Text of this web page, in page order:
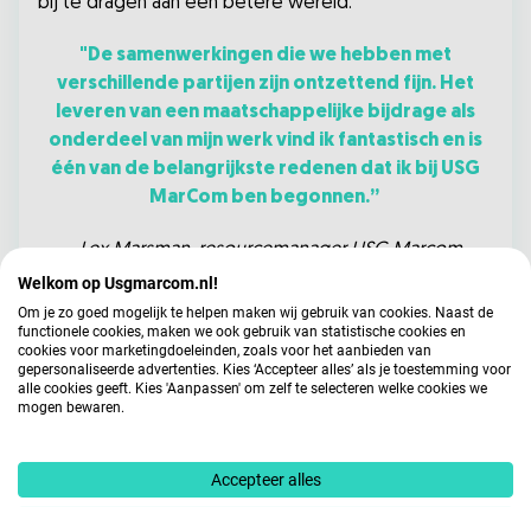
"De samenwerkingen die we hebben met
verschillende partijen zijn ontzettend fijn. Het
leveren van een maatschappelijke bijdrage als
onderdeel van mijn werk vind ik fantastisch en is
één van de belangrijkste redenen dat ik bij USG
MarCom ben begonnen.”
- Lex Marsman, resourcemanager USG Marcom
Onze vrijwilligers hebben met hun inzet een groot
verschil gemaakt voor de bewoners en doen
daarmee een onvergetelijke ervaring op.
"De inzet van ons als vrijwilliger op zo’n dag geeft
het plezier wat deze zonnige middag van de
gezichten van de bewoners afspatte. Mooi om te
Welkom op Usgmarcom.nl!
Om je zo goed mogelijk te helpen maken wij gebruik van cookies. Naast de
functionele cookies, maken we ook gebruik van statistische cookies en
cookies voor marketingdoeleinden, zoals voor het aanbieden van
gepersonaliseerde advertenties. Kies ‘Accepteer alles’ als je toestemming voor
alle cookies geeft. Kies 'Aanpassen' om zelf te selecteren welke cookies we
mogen bewaren.
Accepteer alles